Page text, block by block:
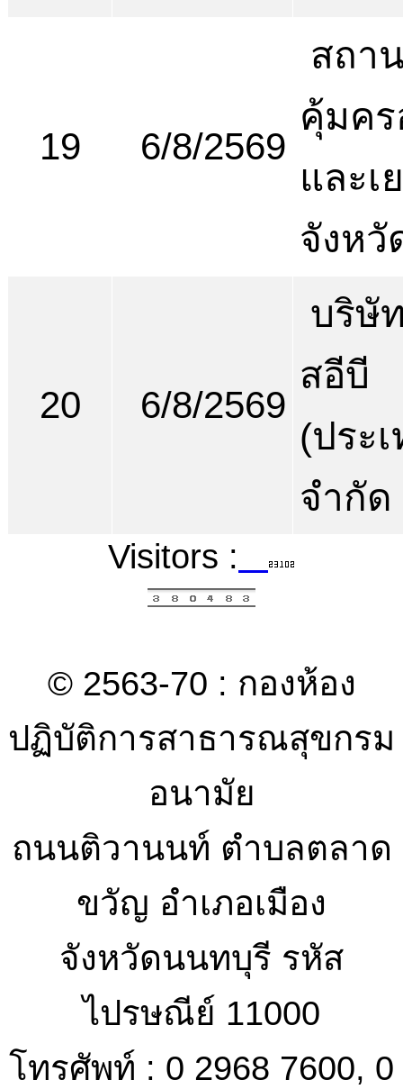
19 6/8/2569
สถา
คุ้มคร
และเ
จังห
20 6/8/2569
บริษั
สอีบี
(ประ
จำกัด
Visitors :
© 2563-70 : กองห้อง
ปฏิบัติการสาธารณสุขกรม
อนามัย
ถนนติวานนท์ ตำบลตลาด
ขวัญ อำเภอเมือง
จังหวัดนนทบุรี รหัส
ไปรษณีย์ 11000
โทรศัพท์ : 0 2968 7600, 0